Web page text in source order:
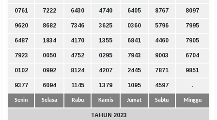
0761 7222 6430 4740 6405 8767 8097
9620 8682 7346 3625 0360 5796 7995
6487 1834 4170 1355 6841 4460 7905
7923 0050 4752 0295 7943 9003 6704
0102 0992 8124 4207 2445 7871 9851
9377 6094 1145 1379 1095 4597 .
Senin Selasa Rabu Kamis Jumat Sabtu Minggu
TAHUN 2023